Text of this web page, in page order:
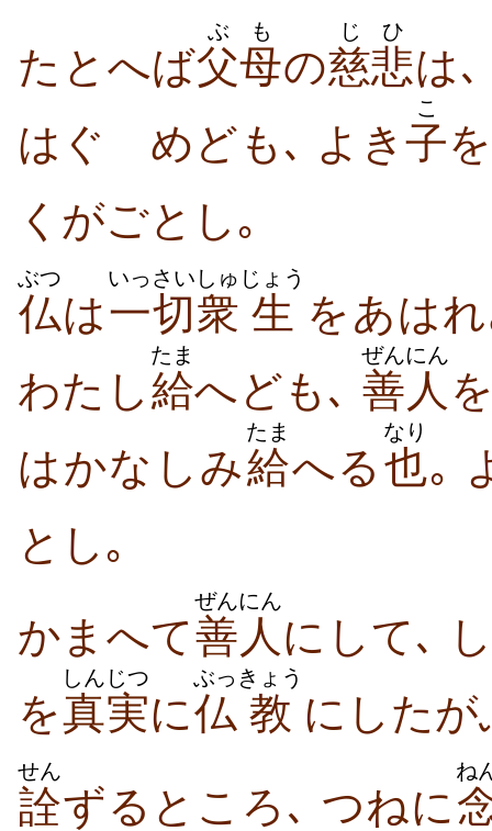
たとへば父母
ぶも
の慈悲
じひ
は
はぐゝめども､ よき 子
こ
くがごとし｡
仏
ぶつ
は一切
いっさい
衆
しゅ
生
じょう
をあは
わたし給
たま
へども､ 善人
ぜんにん
はかなしみ給
たま
へる 也
なり
｡
とし｡
かまへて善人
ぜんにん
にして､
を真実
しんじつ
に仏
ぶっ
教
きょう
にしたが
詮
せん
ずるところ､ つねに
ね